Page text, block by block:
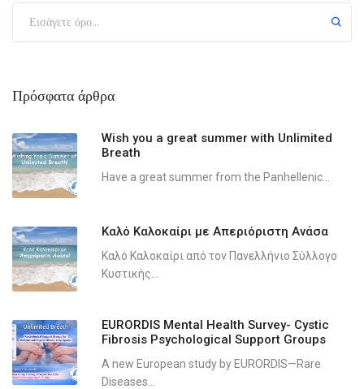
Πρόσφατα άρθρα
Wish you a great summer with Unlimited
Breath
Have a great summer from the Panhellenic...
Καλό Καλοκαίρι με Απεριόριστη Ανάσα
Καλό Καλοκαίρι από τον Πανελλήνιο Σύλλογο
Κυστικής...
EURORDIS Mental Health Survey- Cystic
Fibrosis Psychological Support Groups
A new European study by EURORDIS—Rare
Diseases...